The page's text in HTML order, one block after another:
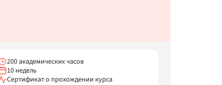
200 академических часов
10 недель
Сертификат о прохождении курса